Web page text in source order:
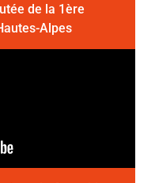
de la 1ère
Alpes